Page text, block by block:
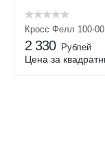
Кросс Фелл 100-
2 330 Рублей
Цена за